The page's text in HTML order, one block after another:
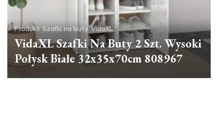
Produkt Szafki na buty VidaXL
VidaXL Szafki Na Buty 2 Szt. Wysoki
Połysk Białe 32x35x70cm 808967